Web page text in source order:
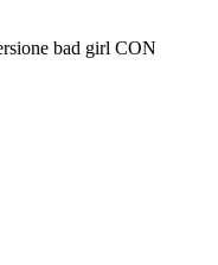
bad girl CON